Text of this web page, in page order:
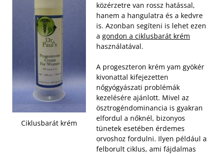
Ciklusbarát krém
közérzetre van rossz hatással,
hanem a hangulatra és a kedvre
is. Azonban segíteni is lehet ezen
a gondon a ciklusbarát krém
használatával.
A progeszteron krém yam gyökér
kivonattal kifejezetten
nőgyógyászati problémák
kezelésére ajánlott. Mivel az
ösztrogéndominancia is gyakran
elfordul a nőknél, bizonyos
tünetek esetében érdemes
orvoshoz fordulni. Ilyen például a
felborult ciklus, ami fájdalmas